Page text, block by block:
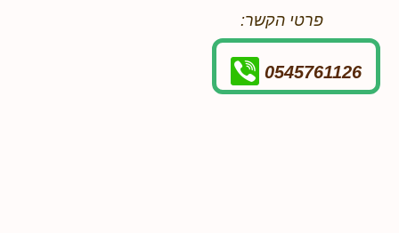
פרטי הקשר:
0545761126